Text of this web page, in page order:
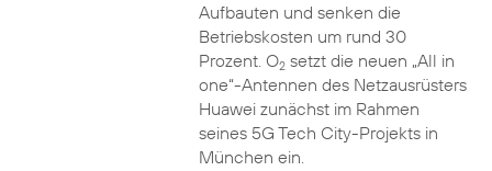
Aufbauten und senken die
Betriebskosten um rund 30
Prozent. O2setzt die neuen „All in
one“-Antennen des Netzausrüsters
Huawei zunächst im Rahmen
seines 5G Tech City-Projekts in
München ein.